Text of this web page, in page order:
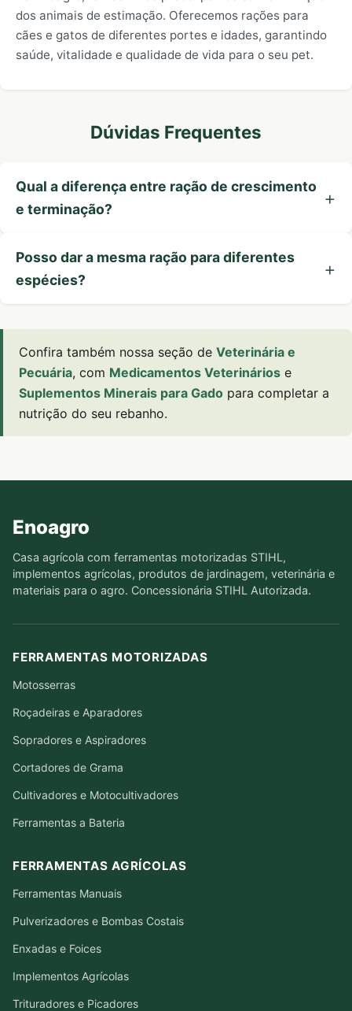
dos animais de estimação. Oferecemos rações para
cães e gatos de diferentes portes e idades, garantindo
saúde, vitalidade e qualidade de vida para o seu pet.
Dúvidas Frequentes
Qual a diferença entre ração de crescimento
e terminação?
Posso dar a mesma ração para diferentes
espécies?
Confira também nossa seção de Veterinária e
Pecuária, com Medicamentos Veterinários e
Suplementos Minerais para Gado para completar a
nutrição do seu rebanho.
Enoagro
Casa agrícola com ferramentas motorizadas STIHL,
implementos agrícolas, produtos de jardinagem, veterinária e
materiais para o agro. Concessionária STIHL Autorizada.
FERRAMENTAS MOTORIZADAS
Motosserras
Roçadeiras e Aparadores
Sopradores e Aspiradores
Cortadores de Grama
Cultivadores e Motocultivadores
Ferramentas a Bateria
FERRAMENTAS AGRÍCOLAS
Ferramentas Manuais
Pulverizadores e Bombas Costais
Enxadas e Foices
Implementos Agrícolas
Trituradores e Picadores